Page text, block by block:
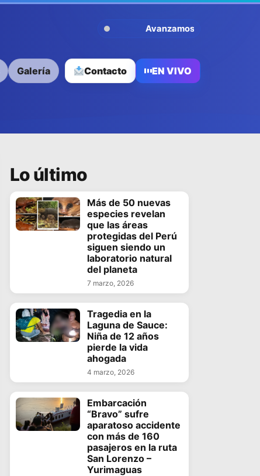
Avanzamos Contigo
Galería Contacto EN VIVO
Lo último
Más de 50 nuevas
especies revelan
que las áreas
protegidas del Perú
siguen siendo un
laboratorio natural
del planeta
7 marzo, 2026
Tragedia en la
Laguna de Sauce:
Niña de 12 años
pierde la vida
ahogada
4 marzo, 2026
Embarcación
“Bravo” sufre
aparatoso accidente
con más de 160
pasajeros en la ruta
San Lorenzo –
Yurimaguas